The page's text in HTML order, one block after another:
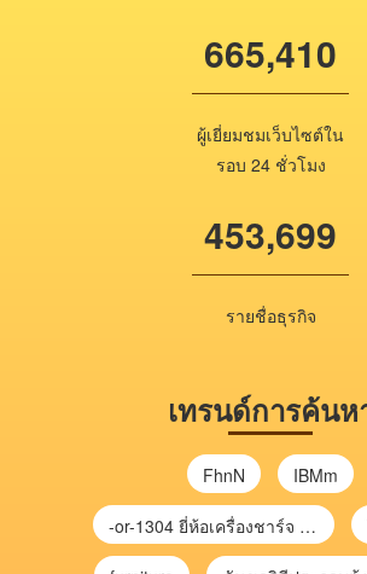
665,410
ผู้เยี่ยมชมเว็บไซต์ใน
รอบ 24 ชั่วโมง
453,699
รายชื่อธุรกิจ
เทรนด์การค้นห
FhnN IBMm
-or-1304 ยี่ห้อเครื่องชาร์จ chargecore